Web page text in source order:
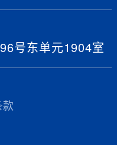
号东单元1904室